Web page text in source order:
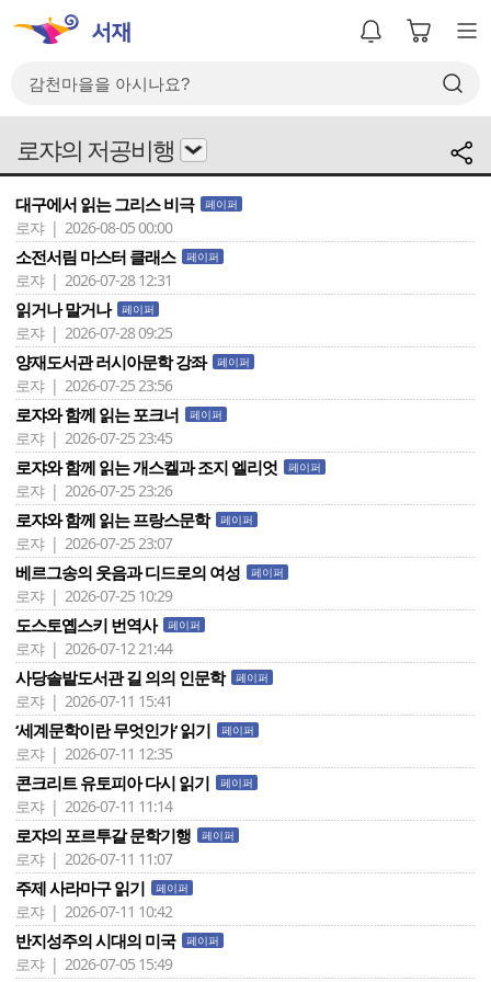
로쟈의 저공비행
대구에서 읽는 그리스 비극 페이퍼
로쟈 | 2026-08-05 00:00
소전서림 마스터 클래스 페이퍼
로쟈 | 2026-07-28 12:31
읽거나 말거나 페이퍼
로쟈 | 2026-07-28 09:25
양재도서관 러시아문학 강좌 페이퍼
로쟈 | 2026-07-25 23:56
로쟈와 함께 읽는 포크너 페이퍼
로쟈 | 2026-07-25 23:45
로쟈와 함께 읽는 개스켈과 조지 엘리엇 페이퍼
로쟈 | 2026-07-25 23:26
로쟈와 함께 읽는 프랑스문학 페이퍼
로쟈 | 2026-07-25 23:07
베르그송의 웃음과 디드로의 여성 페이퍼
로쟈 | 2026-07-25 10:29
도스토옙스키 번역사 페이퍼
로쟈 | 2026-07-12 21:44
사당솔밭도서관 길 의의 인문학 페이퍼
로쟈 | 2026-07-11 15:41
‘세계문학이란 무엇인가‘ 읽기 페이퍼
로쟈 | 2026-07-11 12:35
콘크리트 유토피아 다시 읽기 페이퍼
로쟈 | 2026-07-11 11:14
로쟈의 포르투갈 문학기행 페이퍼
로쟈 | 2026-07-11 11:07
주제 사라마구 읽기 페이퍼
로쟈 | 2026-07-11 10:42
반지성주의 시대의 미국 페이퍼
로쟈 | 2026-07-05 15:49